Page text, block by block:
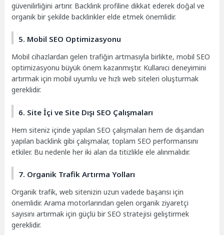
güvenilirliğini artırır. Backlink profiline dikkat ederek doğal ve
organik bir şekilde backlinkler elde etmek önemlidir.
5. Mobil SEO Optimizasyonu
Mobil cihazlardan gelen trafiğin artmasıyla birlikte, mobil SEO
optimizasyonu büyük önem kazanmıştır. Kullanıcı deneyimini
artırmak için mobil uyumlu ve hızlı web siteleri oluşturmak
gereklidir.
6. Site İçi ve Site Dışı SEO Çalışmaları
Hem siteniz içinde yapılan SEO çalışmaları hem de dışarıdan
yapılan backlink gibi çalışmalar, toplam SEO performansını
etkiler. Bu nedenle her iki alan da titizlikle ele alınmalıdır.
7. Organik Trafik Artırma Yolları
Organik trafik, web sitenizin uzun vadede başarısı için
önemlidir. Arama motorlarından gelen organik ziyaretçi
sayısını artırmak için güçlü bir SEO stratejisi geliştirmek
gereklidir.